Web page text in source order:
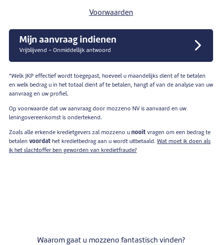
Voorwaarden
Mijn aanvraag indienen
Vrijblijvend - Onmiddellijk antwoord
*Welk JKP effectief wordt toegepast, hoeveel u maandelijks dient af te betalen
en welk bedrag u in het totaal dient af te betalen, hangt af van de analyse van uw
aanvraag en uw profiel.
Op voorwaarde dat uw aanvraag door mozzeno NV is aanvaard en uw
leningovereenkomst is ondertekend.
Zoals alle erkende kredietgevers zal mozzeno u nooit vragen om een bedrag te
betalen voordat het kredietbedrag aan u wordt uitbetaald. Wat moet ik doen als
ik het slachtoffer ben geworden van kredietfraude?
Waarom gaat u mozzeno fantastisch vinden?